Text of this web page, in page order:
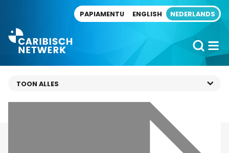
PAPIAMENTU ENGLISH NEDERLANDS